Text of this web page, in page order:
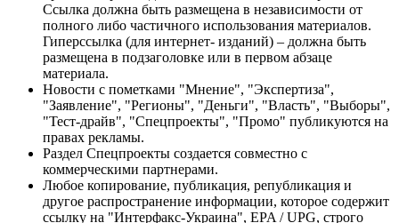
Ссылка должна быть размещена в независимости от
полного либо частичного использования материалов.
Гиперссылка (для интернет- изданий) – должна быть
размещена в подзаголовке или в первом абзаце
материала.
Новости с пометками "Мнение", "Экспертиза",
"Заявление", "Регионы", "Деньги", "Власть", "Выборы",
"Тест-драйв", "Спецпроекты", "Промо" публикуются на
правах рекламы.
Раздел Спецпроекты создается совместно с
коммерческими партнерами.
Любое копирование, публикация, републикация и
другое распространение информации, которое содержит
ссылку на "Интерфакс-Украина", EPA / UPG, строго